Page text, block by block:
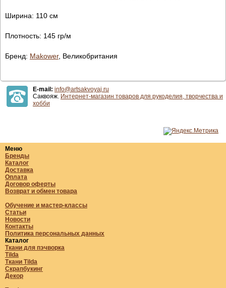
Ширина: 110 см
Плотность: 145 гр/м
Бренд: Makower, Великобритания
E-mail: info@artsakvoyaj.ru
Саквояж. Интернет-магазин товаров для рукоделия, творчества и
хобби
Меню
Бренды
Каталог
Доставка
Оплата
Договор оферты
Возврат и обмен товара
Обучение и мастер-классы
Статьи
Новости
Контакты
Политика персональных данных
Каталог
Ткани для пэчворка
Tilda
Ткани Tilda
Скрапбукинг
Декор